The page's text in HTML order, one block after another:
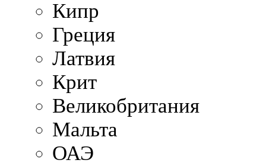
Кипр
Греция
Латвия
Крит
Великобритания
Мальта
ОАЭ